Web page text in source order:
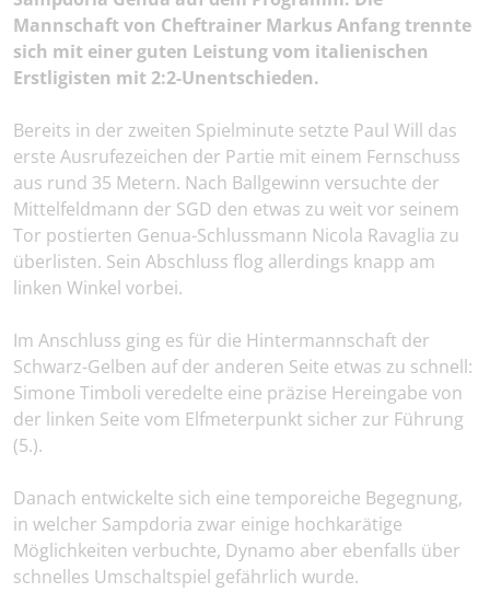
Mannschaft von Cheftrainer Markus Anfang trennte
sich mit einer guten Leistung vom italienischen
Erstligisten mit 2:2-Unentschieden.
Bereits in der zweiten Spielminute setzte Paul Will das
erste Ausrufezeichen der Partie mit einem Fernschuss
aus rund 35 Metern. Nach Ballgewinn versuchte der
Mittelfeldmann der SGD den etwas zu weit vor seinem
Tor postierten Genua-Schlussmann Nicola Ravaglia zu
überlisten. Sein Abschluss flog allerdings knapp am
linken Winkel vorbei.
Im Anschluss ging es für die Hintermannschaft der
Schwarz-Gelben auf der anderen Seite etwas zu schnell:
Simone Timboli veredelte eine präzise Hereingabe von
der linken Seite vom Elfmeterpunkt sicher zur Führung
(5.).
Danach entwickelte sich eine temporeiche Begegnung,
in welcher Sampdoria zwar einige hochkarätige
Möglichkeiten verbuchte, Dynamo aber ebenfalls über
schnelles Umschaltspiel gefährlich wurde.